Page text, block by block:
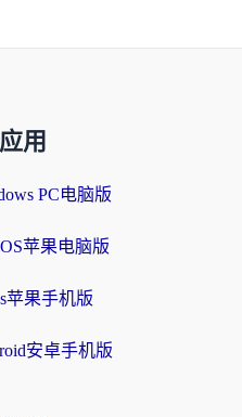
用
PC电脑版
苹果电脑版
苹果手机版
安卓手机版